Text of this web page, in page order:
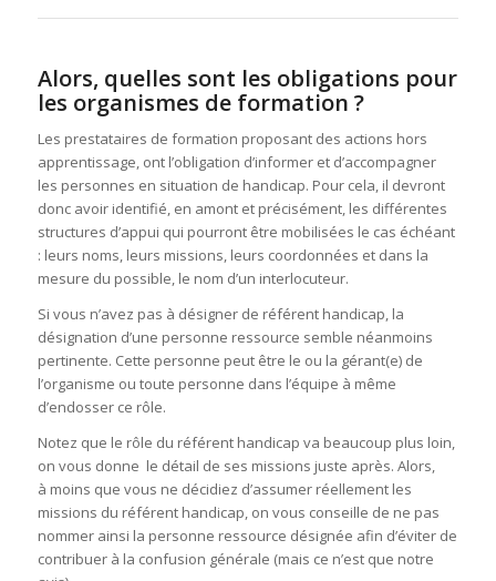
Alors, quelles sont les obligations pour
les organismes de formation ?
Les prestataires de formation proposant des actions hors
apprentissage, ont l’obligation d’informer et d’accompagner
les personnes en situation de handicap. Pour cela, il devront
donc avoir identifié, en amont et précisément, les différentes
structures d’appui qui pourront être mobilisées le cas échéant
: leurs noms, leurs missions, leurs coordonnées et dans la
mesure du possible, le nom d’un interlocuteur.
Si vous n’avez pas à désigner de référent handicap, la
désignation d’une personne ressource semble néanmoins
pertinente. Cette personne peut être le ou la gérant(e) de
l’organisme ou toute personne dans l’équipe à même
d’endosser ce rôle.
Notez que le rôle du référent handicap va beaucoup plus loin,
on vous donne le détail de ses missions juste après. Alors,
à moins que vous ne décidiez d’assumer réellement les
missions du référent handicap, on vous conseille de ne pas
nommer ainsi la personne ressource désignée afin d’éviter de
contribuer à la confusion générale (mais ce n’est que notre